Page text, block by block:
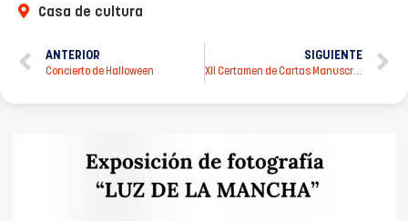
Casa de cultura
ANTERIOR
Concierto de Halloween
SIGUIENTE
XII Certamen de Cartas Manuscritas Juana Pinés Maeso